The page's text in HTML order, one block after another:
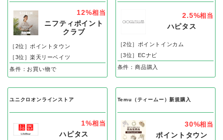
12%相当
ニフティポイント
クラブ
［2位］ポイントタウン
［3位］楽天リーベイツ
条件：お買い物で
2.5%相当
ハピタス
［2位］ポイントインカム
［3位］ECナビ
条件：商品購入
ユニクロオンラインストア
1%相当
ハピタス
Temu（ティームー）新規購入
30%相当
ポイントタウン